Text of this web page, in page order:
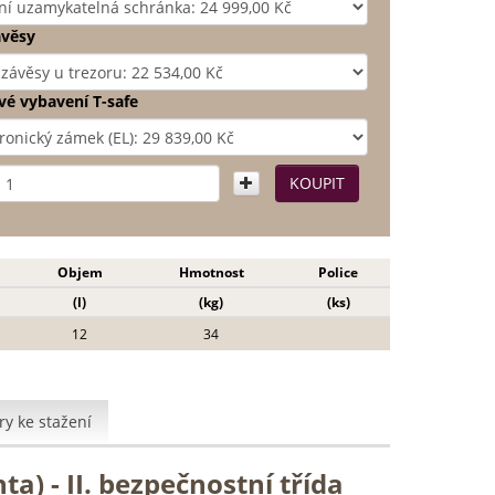
vybavení T-safe
Objem Hmotnost
Police
(l)
(kg)
(ks)
12
34
ke stažení
- II. bezpečnostní třída